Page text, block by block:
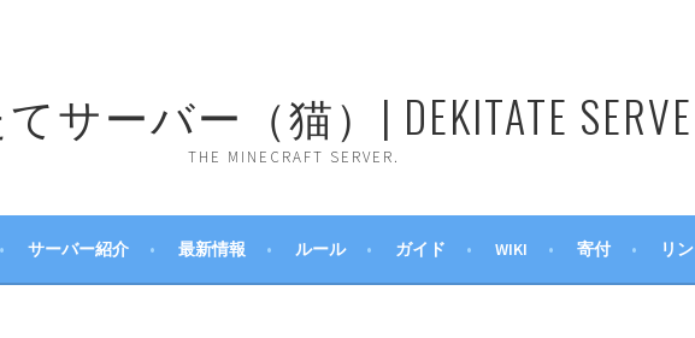
サーバー（猫）| DEKITATE
THE MINECRAFT SERVER.
サーバー紹介 最新情報 ルール ガイド WIKI 寄付 リ